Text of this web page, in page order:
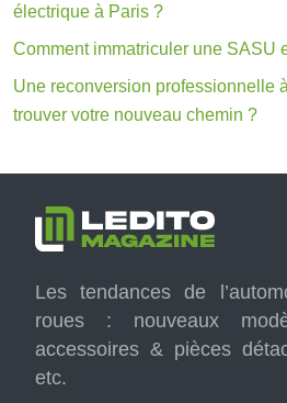
électrique à Paris ?
Comment immatriculer une SASU
Une reconversion professionnelle
trouver votre nouveau chemin ?
Les tendances de
roues : nouveaux
accessoires & pièces
etc.